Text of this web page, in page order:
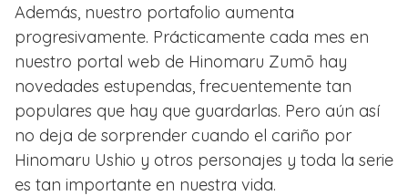
Además, nuestro portafolio aumenta
progresivamente. Prácticamente cada mes en
nuestro portal web de Hinomaru Zumō hay
novedades estupendas, frecuentemente tan
populares que hay que guardarlas. Pero aún así
no deja de sorprender cuando el cariño por
Hinomaru Ushio y otros personajes y toda la serie
es tan importante en nuestra vida.